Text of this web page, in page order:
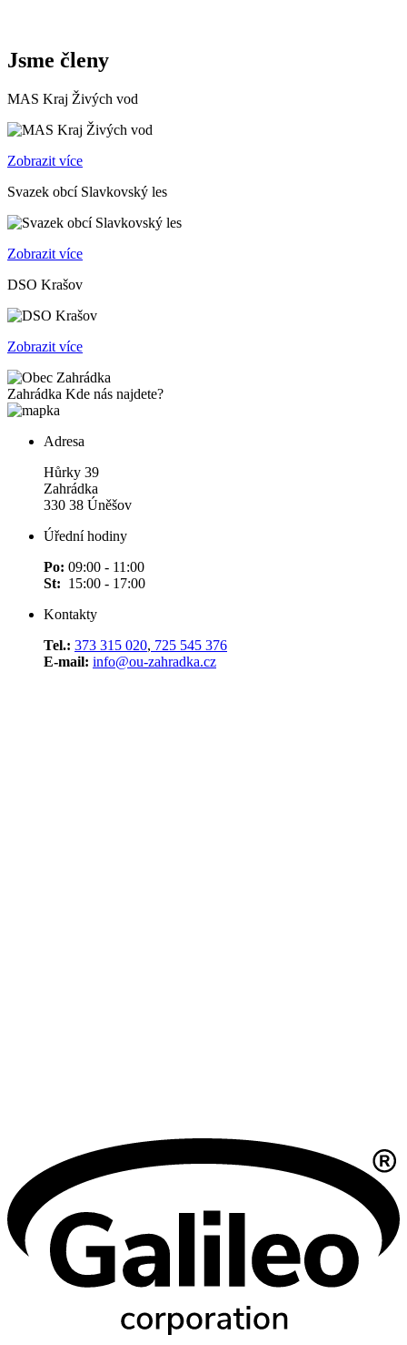
Jsme členy
MAS Kraj Živých vod
Zobrazit více
Svazek obcí Slavkovský les
Zobrazit více
DSO Krašov
Zobrazit více
Zahrádka Kde nás najdete?
Adresa
Hůrky 39
Zahrádka
330 38 Úněšov
Úřední hodiny
Po: 09:00 - 11:00
St: 15:00 - 17:00
Kontakty
Tel.: 373 315 020, 725 545 376
E-mail: info@ou-zahradka.cz